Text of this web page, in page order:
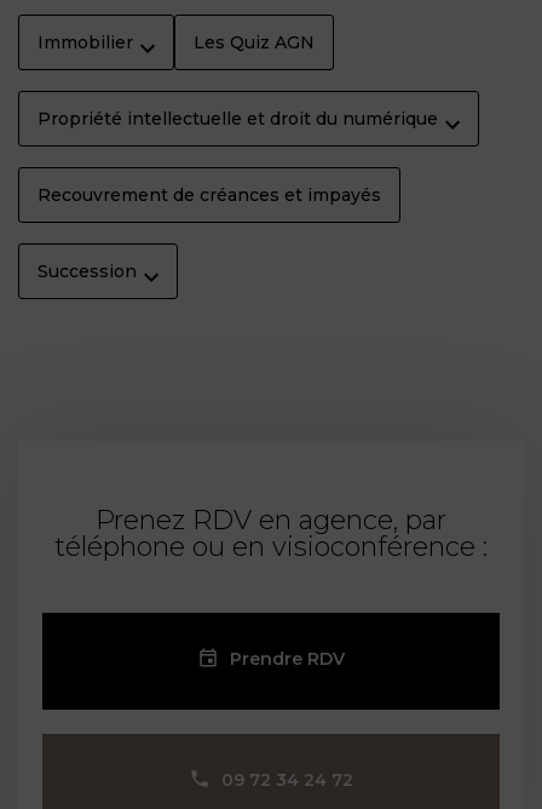
Immobilier Les Quiz AGN
Propriété intellectuelle et droit du numérique
Recouvrement de créances et impayés
Succession
Prenez RDV en agence, par
téléphone ou en visioconférence :
Prendre RDV
09 72 34 24 72